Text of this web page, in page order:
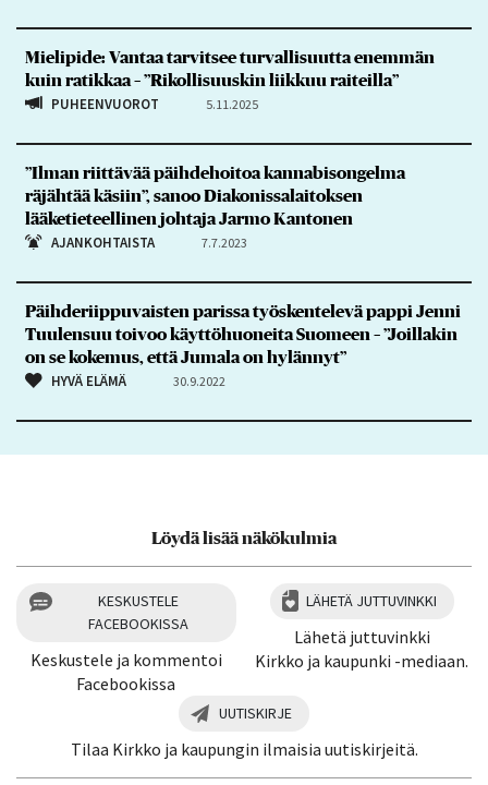
Mielipide: Vantaa tarvitsee turvallisuutta enemmän
kuin ratikkaa – ”Rikollisuuskin liikkuu raiteilla”
PUHEENVUOROT 5.11.2025
”Ilman riittävää päihdehoitoa kannabisongelma
räjähtää käsiin”, sanoo Diakonissalaitoksen
lääketieteellinen johtaja Jarmo Kantonen
AJANKOHTAISTA 7.7.2023
Päihderiippuvaisten parissa työskentelevä pappi Jenni
Tuulensuu toivoo käyttöhuoneita Suomeen – ”Joillakin
on se kokemus, että Jumala on hylännyt”
HYVÄ ELÄMÄ 30.9.2022
Löydä lisää näkökulmia
KESKUSTELE
FACEBOOKISSA
Keskustele ja kommentoi
Facebookissa
LÄHETÄ JUTTUVINKKI
Lähetä juttuvinkki
Kirkko ja kaupunki -mediaan.
UUTISKIRJE
Tilaa Kirkko ja kaupungin ilmaisia uutiskirjeitä.